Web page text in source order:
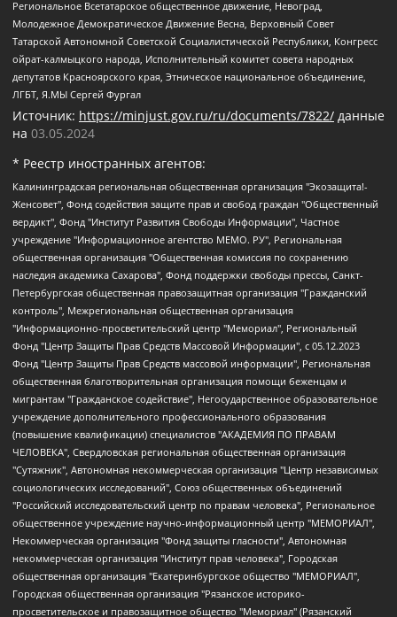
Региональное Всетатарское общественное движение, Невоград,
Молодежное Демократическое Движение Весна, Верховный Совет
Татарской Автономной Советской Социалистической Республики, Конгресс
ойрат-калмыцкого народа, Исполнительный комитет совета народных
депутатов Красноярского края, Этническое национальное объединение,
ЛГБТ, Я.МЫ Сергей Фургал
Источник: https://minjust.gov.ru/ru/documents/7822/ данные
на 03.05.2024
* Реестр иностранных агентов:
Калининградская региональная общественная организация "Экозащита!-Женсовет", Фонд содействия защите прав и свобод граждан "Общественный вердикт", Фонд "Институт Развития Свободы Информации", Частное учреждение "Информационное агентство МЕМО. РУ", Региональная общественная организация "Общественная комиссия по сохранению наследия академика Сахарова", Фонд поддержки свободы прессы, Санкт-Петербургская общественная правозащитная организация "Гражданский контроль", Межрегиональная общественная организация "Информационно-просветительский центр "Мемориал", Региональный Фонд "Центр Защиты Прав Средств Массовой Информации", с 05.12.2023 Фонд "Центр Защиты Прав Средств массовой информации", Региональная общественная благотворительная организация помощи беженцам и мигрантам "Гражданское содействие", Негосударственное образовательное учреждение дополнительного профессионального образования (повышение квалификации) специалистов "АКАДЕМИЯ ПО ПРАВАМ ЧЕЛОВЕКА", Свердловская региональная общественная организация "Сутяжник", Автономная некоммерческая организация "Центр независимых социологических исследований", Союз общественных объединений "Российский исследовательский центр по правам человека", Региональное общественное учреждение научно-информационный центр "МЕМОРИАЛ", Некоммерческая организация "Фонд защиты гласности", Автономная некоммерческая организация "Институт прав человека", Городская общественная организация "Екатеринбургское общество "МЕМОРИАЛ", Городская общественная организация "Рязанское историко-просветительское и правозащитное общество "Мемориал" (Рязанский Мемориал), Челябинский региональный орган общественной самодеятельности – женское общественное объединение "Женщины Евразии", Челябинский региональный орган общественной самодеятельности "Уральская правозащитная группа", Фонд содействия защите здоровья и социальной справедливости имени Андрея Рылькова, Автономная Некоммерческая Организация "Аналитический Центр Юрия Левады", Автономная некоммерческая организация социальной поддержки населения "Проект Апрель", Региональная общественная организация помощи женщинам и детям, находящимся в кризисной ситуации "Информационно-методический центр "Анна", Фонд содействия развитию массовых коммуникаций и правовому просвещению "Так-так-Так", Фонд содействия устойчивому развитию "Серебряная тайга", Свердловский региональный общественный фонд социальных проектов "Новое время", "Idel.Реалии", Кавказ.Реалии, Крым.Реалии, Телеканал Настоящее Время, Татаро-башкирская служба Радио Свобода (Azatliq Radiosi), Радио Свободная Европа/Радио Свобода (PCE/PC), "Сибирь.Реалии", "Фактограф", Благотворительный фонд помощи осужденным и их семьям, Автономная некоммерческая организация "Институт глобализации и социальных движений", Фонд "В защиту прав заключенных", Частное учреждение "Центр поддержки и содействия развитию средств массовой информации", Пензенский региональный общественный благотворительный фонд "Гражданский союз", "Север.Реалии", Некоммерческая организация Фонд "Правовая инициатива", Общество с ограниченной ответственностью "Радио Свободная Европа/Радио Свобода", Чешское информационное агентство "MEDIUM-ORIENT", Красноярская региональная общественная организация "Мы против СПИДа", Камалягин Денис Николаевич, Маркелов Сергей Евгеньевич, Пономарев Лев Александрович, Савицкая Людмила Алексеевна, Автономная некоммерческая организация "Центр по работе с проблемой насилия "НАСИЛИЮ.НЕТ", Межрегиональный профессиональный союз работников здравоохранения "Альянс врачей", Юридическое лицо, зарегистрированное в Латвийской Республике, SIA "Medusa Project" (регистрационный номер 40103797863, дата регистрации 10.06.2014), Некоммерческая организация "Фонд по борьбе с коррупцией", Автономная некоммерческая организация "Институт права и публичной политики", Баданин Роман Сергеевич, Гликин Максим Александрович, Железнова Мария Михайловна, Лукьянова Юлия Сергеевна, Маетная Елизавета Витальевна, Маняхин Петр Борисович, Чуракова Ольга Владимировна, Ярош Юлия Петровна, Юридическое лицо "The Insider SIA", зарегистрированное в Риге, Латвийская Республика (дата регистрации 26.06.2015), являющееся администратором доменного имени интернет-издания "The Insider SIA", https://theins.ru, Постернак Алексей Евгеньевич, Рубин Михаил Аркадьевич, Анин Роман Александрович, Юридическое лицо Istories fonds, зарегистрированное в Латвийской Республике (регистрационный номер 50008295751, дата регистрации 24.02.2020), Великовский Дмитрий Александрович, Долинина Ирина Николаевна, Мароховская Алеся Алексеевна, Шлейнов Роман Юрьевич, Шмагун Олеся Валентиновна, Общество с ограниченной ответственностью "Альтаир 2021", Общество с ограниченной ответственностью "Вега 2021", Общество с ограниченной ответственностью "Главный редактор 2021", Общество с ограниченной ответственностью "Ромашки монолит", Важенков Артем Валерьевич, Ивановская областная общественная организация "Центр гендерных исследований", Гурман Юрий Альбертович, Медиапроект "ОВД-Инфо", Егоров Владимир Владимирович, Жилинский Владимир Александрович, Общество с ограниченной ответственностью "ЗП", Иванова София Юрьевна, Карезина Инна Павловна, Кильтау Екатерина Викторовна, Петров Алексей Викторович, Пискунов Сергей Евгеньевич, Смирнов Сергей Сергеевич, Тихонов Михаил Сергеевич, Общество с ограниченной ответственностью "ЖУРНАЛИСТ-ИНОСТРАННЫЙ АГЕНТ", Арапова Галина Юрьевна, Вольтская Татьяна Анатольевна, Американская компания "Mason G.E.S. Anonymous Foundation" (США), являющаяся владельцем интернет-издания https://mnews.world/, Компания "Stichting Bellingcat", зарегистрированная в Нидерландах (дата регистрации 11.07.2018), Захаров Андрей Вячеславович, Клепиковская Екатерина Дмитриевна, Общество с ограниченной ответственностью "МЕМО", Перл Роман Александрович, Симонов Евгений Алексеевич, Соловьева Елена Анатольевна, Сотников Даниил Владимирович, Сурначева Елизавета Дмитриевна, Автономная некоммерческая организация по защите прав человека и информированию населения "Якутия – Наше Мнение", Общество с ограниченной ответственностью "Москоу диджитал медиа", с 26.01.2023 Общество с ограниченной ответственностью "Чайка Белые сады", Ветошкина Валерия Валерьевна, Заговора Максим Александрович, Межрегиональное общественное движение "Российская ЛГБТ - сеть", Оленичев Максим Владимирович, Павлов Иван Юрьевич, Скворцова Елена Сергеевна, Общество с ограниченной ответственностью "Как бы инагент", Кочетков Игорь Викторович, Общество с ограниченной ответственностью "Честные выборы", Еланчик Олег Александрович, Общество с ограниченной ответственностью "Нобелевский призыв", Гималова Регина Эмилевна, Григорьев Андрей Валерьевич, Григорьева Алина Александровна, Ассоциация по содействию защите прав призывников, альтернативнослужащих и военнослужащих "Правозащитная группа "Гражданин.Армия.Право", Хисамова Регина Фаритовна, Автономная некоммерческая организация по реализации социально-правовых программ "Лилит", Дальневосточное общественное движение "Маяк", Санкт-Петербургская ЛГБТ-инициативная группа "Выход", Инициативная группа ЛГБТ+ "Реверс", Алексеев Андрей Викторович, Бекбулатова Таисия Львовна, Беляев Иван Михайлович, Владыкина Елена Сергеевна, Гельман Марат Александрович, Никульшина Вероника Юрьевна, Толоконникова Надежда Андреевна, Шендерович Виктор Анатольевич, Общество с ограниченной ответственностью "Данное сообщение", Общество с ограниченной ответственностью Издательский дом "Новая глава", Айнбиндер Александра Александровна, Московский комьюнити-центр для ЛГБТ+инициатив, Благотворительный фонд развития филантропии, Deutsche Welle (Германия, Kurt-Schumacher-Strasse 3, 53113 Bonn), Борзунова Мария Михайловна, Воробьев Виктор Викторович, Голубева Анна Львовна, Константинова Алла Михайловна, Малкова Ирина Владимировна, Мурадов Мурад Абдулгалимович, Осетинская Елизавета Николаевна, Понасенков Евгений Николаевич, Ганапольский Матвей Юрьевич, Киселев Евгений Алексеевич, Борухович Ирина Григорьевна, Дремин Иван Тимофеевич, Дубровский Дмитрий Викторович, Красноярская региональная общественная организация поддержки и развития альтернативных образовательных технологий и межкультурных коммуникаций "ИНТЕРРА", Маяковская Екатерина Алексеевна, Фейгин Марк Захарович, Филимонов Андрей Викторович, Дзугкоева Регина Николаевна, Доброхотов Роман Александрович, Дудь Юрий Александрович, Елкин Сергей Владимирович, Кругликов Кирилл Игоревич, Сабунаева Мария Леонидовна, Семенов Алексей Владимирович, Шаинян Карен Багратович, Шульман Екатерина Михайловна, Асафьев Артур Валерьевич, Вахштайн Виктор Семенович, Венедиктов Алексей Алексеевич, Лушникова Екатерина Евгеньевна, Волков Леонид Михайлович, Невзоров Александр Глебович, Пархоменко Сергей Борисович, Сироткин Ярослав Николаевич, Кара-Мурза Владимир Владимирович, Баранова Наталья Владимировна, Гозман Леонид Яковлевич, Кагарлицкий Борис Юльевич, Климарев Михаил Валерьевич, Милов Владимир Станиславович, Автономная некоммерческая организация Краснодарский центр современного искусства "Типография", Моргенштерн Алишер Тагирович, Соболь Любовь Эдуардовна, Общество с ограниченной ответственностью "ЛИЗА НОРМ", Каспаров Гарри Кимович, Ходорковский Михаил Борисович, Общество с ограниченной ответственностью "Апрельские тезисы", Данилович Ирина Брониславовна, Кашин Олег Владимирович, Петров Николай Владимирович, Пивоваров Алексей Владимирович, Соколов Михаил Владимирович, Цветкова Юлия Владимировна, Чичваркин Евгений Александрович, Комитет против пыток/Команда против пыток, Общество с ограниченной ответственностью "Первый научный", Общество с ограниченной ответственностью "Вертолет и ко", Белоцерковская Вероника Борисовна, Кац Максим Евгеньевич, Лазарева Татьяна Юрьевна, Шаведдинов Руслан Табризович, Яшин Илья Валерьевич, Общество с ограниченной ответственностью "Иноагент ААВ", Алешковский Дмитрий Петрович, Альбац Евгения Марковна, Быков Дмитрий Львович, Галямина Юлия Евгеньевна, Лойко Сергей Леонидович, Мартынов Кирилл Константинович, Медведев Сергей Александрович, Крашенинников Федор Геннадиевич, Гордеева Катерина Вл